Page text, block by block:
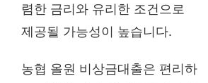
렴한 금리와 유리한 조건으로
제공될 가능성이 높습니다.
농협 올원 비상금대출은 편리하